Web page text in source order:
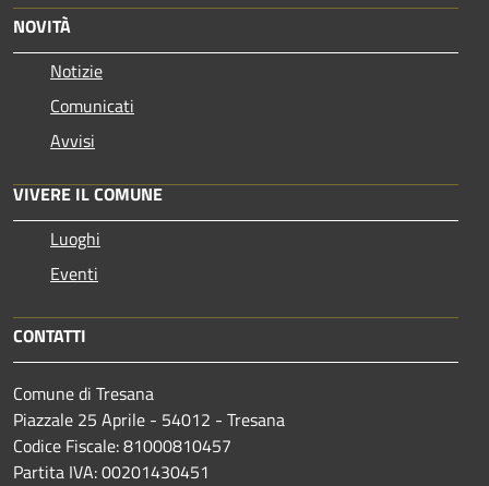
NOVITÀ
Notizie
Comunicati
Avvisi
VIVERE IL COMUNE
Luoghi
Eventi
CONTATTI
Comune di Tresana
Piazzale 25 Aprile - 54012 - Tresana
Codice Fiscale: 81000810457
Partita IVA: 00201430451